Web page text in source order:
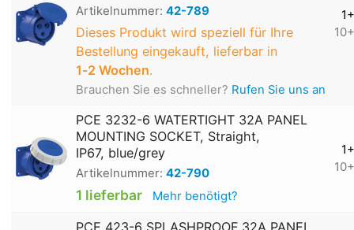
Artikelnummer: 42-789
Dieses Produkt wird speziell für Ihre
Bestellung eingekauft, lieferbar in
1‑2 Wochen.
Brauchen Sie es schneller? Rufen Sie uns an
1+
10+
PCE 3232-6 WATERTIGHT 32A PANEL
MOUNTING SOCKET, Straight,
IP67, blue/grey
Artikelnummer: 42-790
1 lieferbar Mehr benötigt?
1+
10+